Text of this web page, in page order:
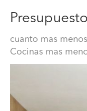
cuanto mas
Cocinas mas